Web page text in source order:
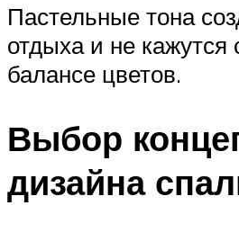
Пастельные тона
отдыха и не кажутся
балансе цветов.
Выбор
дизайна